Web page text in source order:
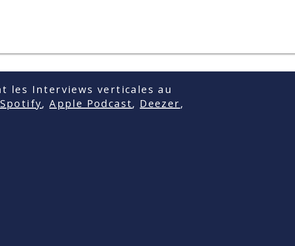
les Interviews verticales au
Spotify,Apple Podcast, Deezer,